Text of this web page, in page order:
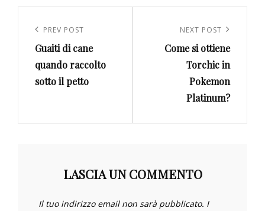
articoli
Previous
Post
PREV POST
Guaiti di cane
quando raccolto
sotto il petto
Post
NEXT POST
Come si ottiene
Torchic in
Pokemon
Platinum?
LASCIA UN COMMENTO
Il tuo indirizzo email non sarà pubblicato. I